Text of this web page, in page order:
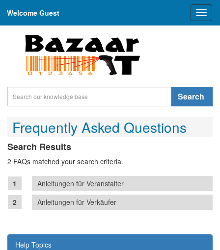
Welcome Guest
Search
Frequently Asked Questions
Search Results
2 FAQs matched your search criteria.
Anleitungen für Veranstalter
Anleitungen für Verkäufer
Help Topics